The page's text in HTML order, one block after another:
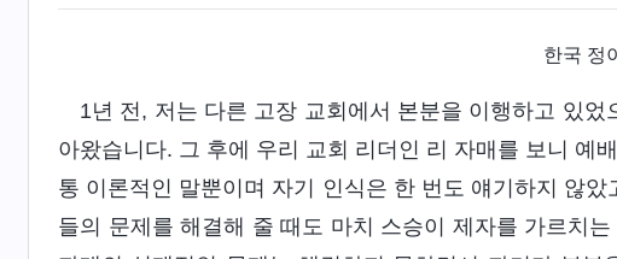
한국 정이
1년 전, 저는 다른 고장 교회에서 본분을 이행하고 있
아왔습니다. 그 후에 우리 교회 리더인 리 자매를 보니 예
통 이론적인 말뿐이며 자기 인식은 한 번도 얘기하지 않
들의 문제를 해결해 줄 때도 마치 스승이 제자를 가르치